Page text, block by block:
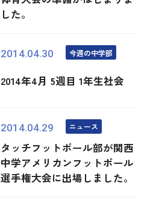
した。
2014.04.30 今週の中学部
2014年4月 5週目 1年生社会
2014.04.29 ニュース
タッチフットボール部が関西
中学アメリカンフットボール
選手権大会に出場しました。